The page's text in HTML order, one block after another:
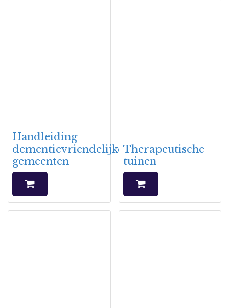
Handleiding
dementievriendelijke
gemeenten
Therapeutische
tuinen